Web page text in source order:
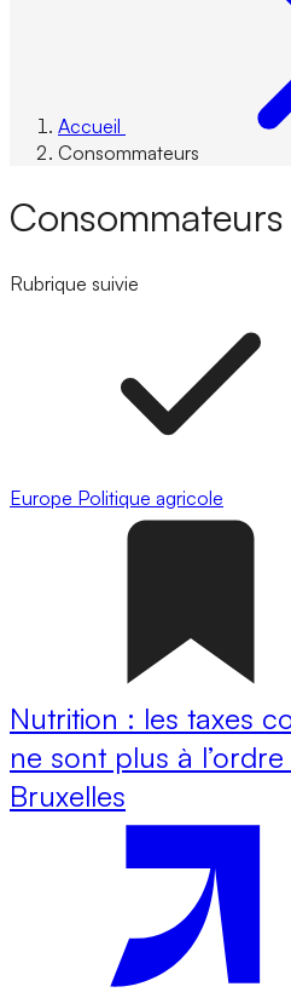
Accueil
Consommateurs
Consommateurs
Rubrique suivie
Europe Politique agricole
Nutrition : les taxes
ne sont plus à
Bruxelles